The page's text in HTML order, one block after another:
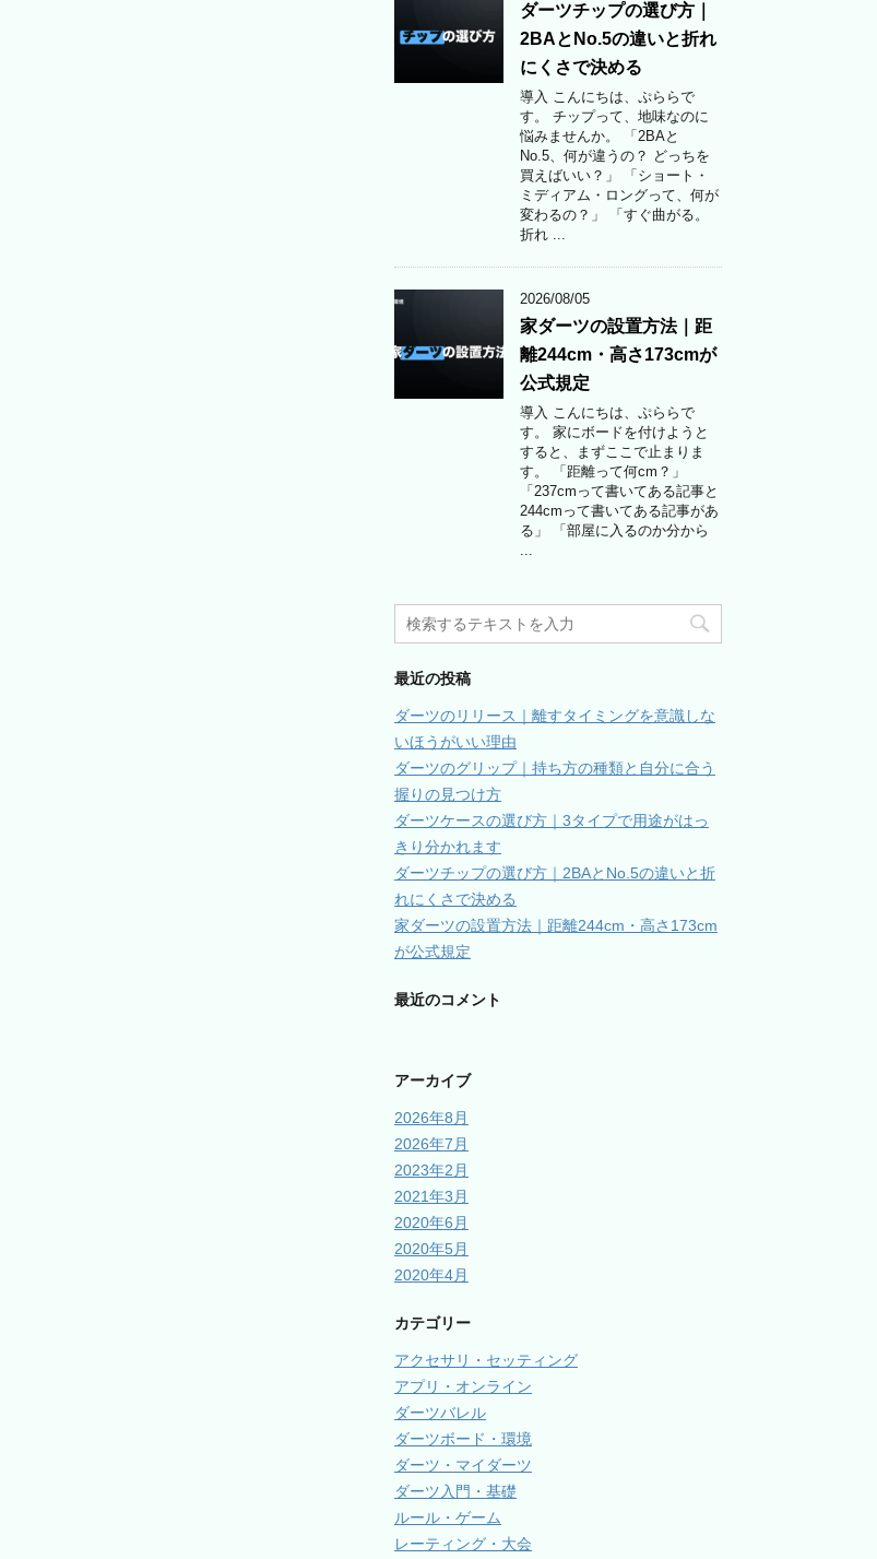
ダーツチップの選び方｜
2BAとNo.5の違いと折れ
にくさで決める
導入 こんにちは、ぷららで
す。 チップって、地味なのに
悩みませんか。 「2BAと
No.5、何が違うの？ どっちを
買えばいい？」 「ショート・
ミディアム・ロングって、何が
変わるの？」 「すぐ曲がる。
折れ ...
2026/08/05
家ダーツの設置方法｜距
離244cm・高さ173cmが
公式規定
導入 こんにちは、ぷららで
す。 家にボードを付けようと
すると、まずここで止まりま
す。 「距離って何cm？」
「237cmって書いてある記事と
244cmって書いてある記事があ
る」 「部屋に入るのか分から
...
最近の投稿
ダーツのリリース｜離すタイミングを意識しな
いほうがいい理由
ダーツのグリップ｜持ち方の種類と自分に合う
握りの見つけ方
ダーツケースの選び方｜3タイプで用途がはっ
きり分かれます
ダーツチップの選び方｜2BAとNo.5の違いと折
れにくさで決める
家ダーツの設置方法｜距離244cm・高さ173cm
が公式規定
最近のコメント
アーカイブ
2026年8月
2026年7月
2023年2月
2021年3月
2020年6月
2020年5月
2020年4月
カテゴリー
アクセサリ・セッティング
アプリ・オンライン
ダーツバレル
ダーツボード・環境
ダーツ・マイダーツ
ダーツ入門・基礎
ルール・ゲーム
レーティング・大会